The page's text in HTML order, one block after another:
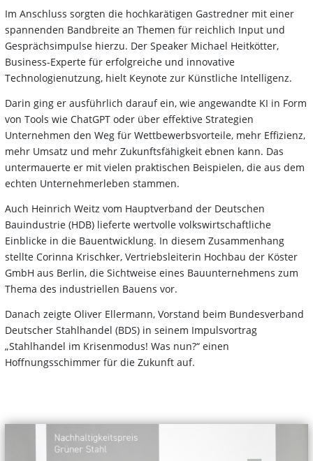
Im Anschluss sorgten die hochkarätigen Gastredner mit einer
spannenden Bandbreite an Themen für reichlich Input und
Gesprächsimpulse hierzu. Der Speaker Michael Heitkötter,
Business-Experte für erfolgreiche und innovative
Technologienutzung, hielt Keynote zur Künstliche Intelligenz.
Darin ging er ausführlich darauf ein, wie angewandte KI in Form
von Tools wie ChatGPT oder über effektive Strategien
Unternehmen den Weg für Wettbewerbsvorteile, mehr Effizienz,
mehr Umsatz und mehr Zukunftsfähigkeit ebnen kann. Das
untermauerte er mit vielen praktischen Beispielen, die aus dem
echten Unternehmerleben stammen.
Auch Heinrich Weitz vom Hauptverband der Deutschen
Bauindustrie (HDB) lieferte wertvolle volkswirtschaftliche
Einblicke in die Bauentwicklung. In diesem Zusammenhang
stellte Corinna Krischker, Vertriebsleiterin Hochbau der Köster
GmbH aus Berlin, die Sichtweise eines Bauunternehmens zum
Thema des industriellen Bauens vor.
Danach zeigte Oliver Ellermann, Vorstand beim Bundesverband
Deutscher Stahlhandel (BDS) in seinem Impulsvortrag
„Stahlhandel im Krisenmodus! Was nun?“ einen
Hoffnungsschimmer für die Zukunft auf.